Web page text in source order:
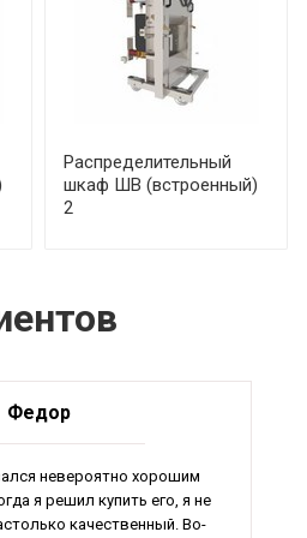
Распределительный
шкаф ШВ (встроенный)
2
Федор
невероятно хорошим
я решил купить его, я не
качественный. Во-